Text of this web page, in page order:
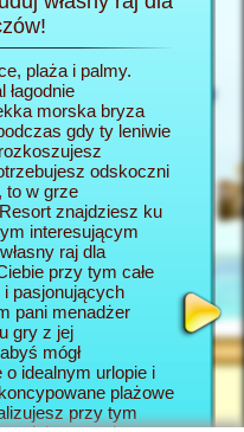
plaża i palmy.
łagodnie
morska bryza
gdy ty leniwie
odskoczni
to w grze
znajdziesz ku
interesującym
raj dla
przy tym całe
pasjonujących
pani menadżer
gry z jej
mógł
idealnym urlopie i
plażowe
przy tym
się w
My
dla
okazję
która w
online.